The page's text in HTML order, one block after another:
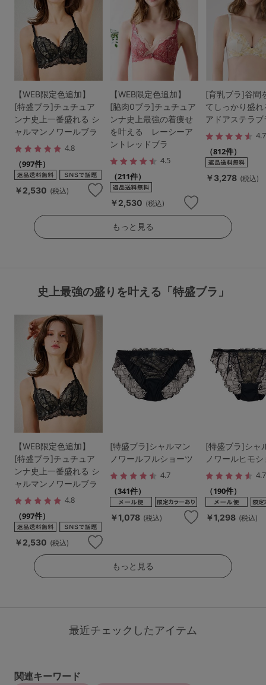
【WEB限定色追加】
[特盛ブラ]チュチュア
ンナ史上一番盛れる シ
ャルマンノワールブラ
4.8
（997件）
￥2,530 (税込)
【WEB限定色追加】
[脇肉0ブラ]チュチュア
ンナ史上最強の着痩せ
を叶える レーシーア
ントレッドブラ
4.5
（211件）
￥2,530 (税込)
[育乳ブラ]谷間
てしっかり盛
アドアステラブ
4.7
（812件）
￥3,278 (税込)
もっと見る
史上最強の盛りを叶える「特盛ブラ」
【WEB限定色追加】
[特盛ブラ]チュチュア
ンナ史上一番盛れる シ
ャルマンノワールブラ
4.8
（997件）
￥2,530 (税込)
[特盛ブラ]シャルマン
ノワールフルショーツ
4.7
（341件）
￥1,078 (税込)
[特盛ブラ]シャ
ノワールヒモ
4.7
（190件）
￥1,298 (税込)
もっと見る
最近チェックしたアイテム
関連キーワード